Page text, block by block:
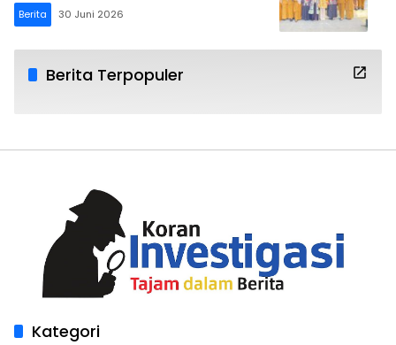
Berita 30 Juni 2026
Berita Terpopuler
Kategori